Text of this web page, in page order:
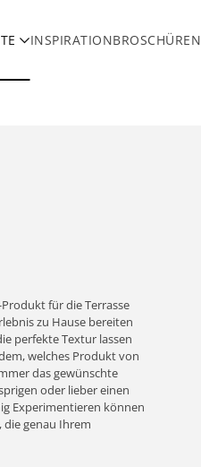
INSPIRATIONBROSCHÜREN
für die Terrasse
zu Hause bereiten
perfekte Textur lassen
welches Produkt von
das gewünschte
oder lieber einen
Experimentieren können
die genau Ihrem